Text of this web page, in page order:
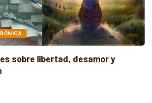
sobre libertad, desamor y